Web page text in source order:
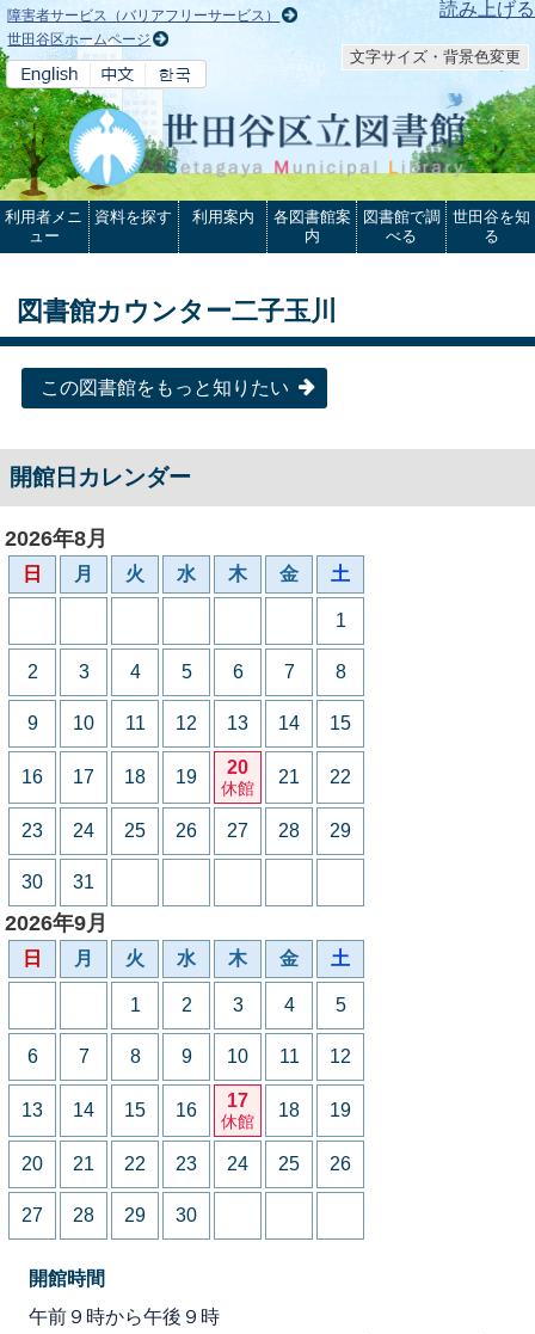
本文へ 読み上げる
障害者サービス（バリアフリーサービス）
世田谷区ホームページ
文字サイズ・背景色変更
利用者メニ
ュー
資料を探す 利用案内
各図書館案
内
図書館で調
べる
世田谷を知
る
図書館カウンター二子玉川
この図書館をもっと知りたい
開館日カレンダー
2026年8月
日 月 火 水 木 金 土
1
2 3 4 5 6 7 8
9 10 11 12 13 14 15
16 17 18 19 20
休館
21 22
23 24 25 26 27 28 29
30 31
2026年9月
日 月 火 水 木 金 土
1 2 3 4 5
6 7 8 9 10 11 12
13 14 15 16 17
休館
18 19
20 21 22 23 24 25 26
27 28 29 30
開館時間
午前９時から午後９時